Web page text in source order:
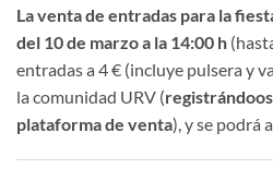
La venta de entradas para la
del 10 de marzo a la 14:00 h
entradas a 4 € (incluye pulsera y
la comunidad URV (
plataforma de venta), y se podrá